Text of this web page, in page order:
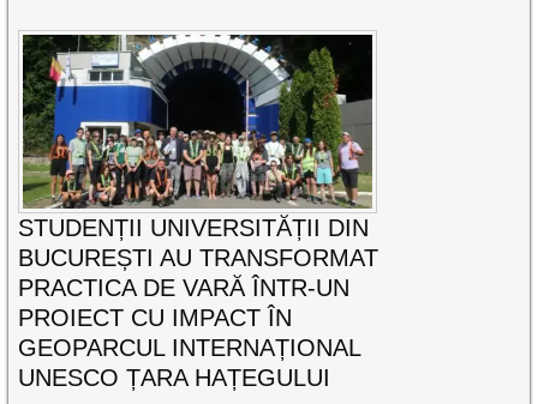
STUDENȚII UNIVERSITĂȚII DIN
BUCUREȘTI AU TRANSFORMAT
PRACTICA DE VARĂ ÎNTR-UN
PROIECT CU IMPACT ÎN
GEOPARCUL INTERNAȚIONAL
UNESCO ȚARA HAȚEGULUI